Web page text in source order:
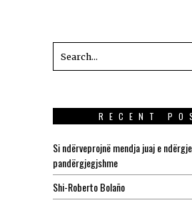
RECENT
Si ndërveprojnë mendja juaj e
pandërgjegjshme
Shi-Roberto Bolaño